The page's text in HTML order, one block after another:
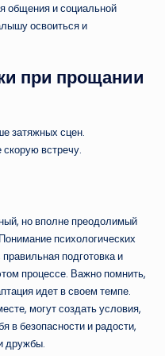
общения и социальной
освоиться и
при прощании
затяжных сцен.
встречу.
но вполне преодолимый
психологических
подготовка и
процессе. Важно помнить,
идет в своем темпе.
могут создать условия,
в безопасности и радости,
дружбы.